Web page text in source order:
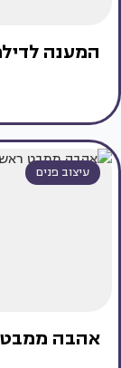
המענה
עיצוב פנים
אהבה ממבט